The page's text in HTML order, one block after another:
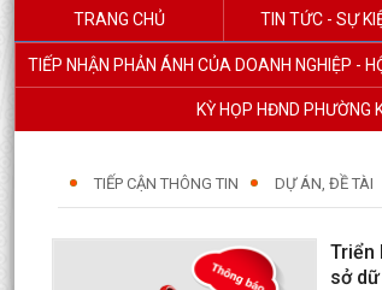
TRANG CHỦ TIN TỨC - SỰ
TIẾP NHẬN PHẢN ÁNH CỦA DOANH NGHIỆP -
KỲ HỌP HĐND PHƯỜNG
TIẾP CẬN THÔNG TIN DỰ ÁN, ĐỀ TÀI
Triển
sở